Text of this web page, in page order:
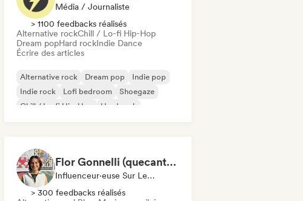
Média / Journaliste
> 1100 feedbacks réalisés
Alternative rockChill / Lo-fi Hip-Hop
Dream popHard rockIndie Dance
Écrire des articles
Alternative rock Dream pop
Indie pop
Indie rock
Lofi bedroom
Shoegaze
Chill / Lo-fi Hip-Hop
Hard rock
Flor Gonnelli (quecantaste) - Content Creator
Influenceur·euse Sur Les Réseaux Sociaux
> 300 feedbacks réalisés